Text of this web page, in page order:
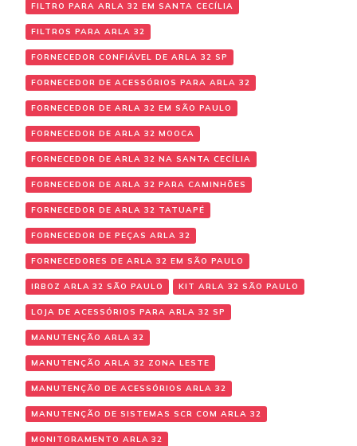
FILTRO PARA ARLA 32 EM SANTA CECÍLIA
FILTROS PARA ARLA 32
FORNECEDOR CONFIÁVEL DE ARLA 32 SP
FORNECEDOR DE ACESSÓRIOS PARA ARLA 32
FORNECEDOR DE ARLA 32 EM SÃO PAULO
FORNECEDOR DE ARLA 32 MOOCA
FORNECEDOR DE ARLA 32 NA SANTA CECÍLIA
FORNECEDOR DE ARLA 32 PARA CAMINHÕES
FORNECEDOR DE ARLA 32 TATUAPÉ
FORNECEDOR DE PEÇAS ARLA 32
FORNECEDORES DE ARLA 32 EM SÃO PAULO
IRBOZ ARLA 32 SÃO PAULO KIT ARLA 32 SÃO PAULO
LOJA DE ACESSÓRIOS PARA ARLA 32 SP
MANUTENÇÃO ARLA 32
MANUTENÇÃO ARLA 32 ZONA LESTE
MANUTENÇÃO DE ACESSÓRIOS ARLA 32
MANUTENÇÃO DE SISTEMAS SCR COM ARLA 32
MONITORAMENTO ARLA 32